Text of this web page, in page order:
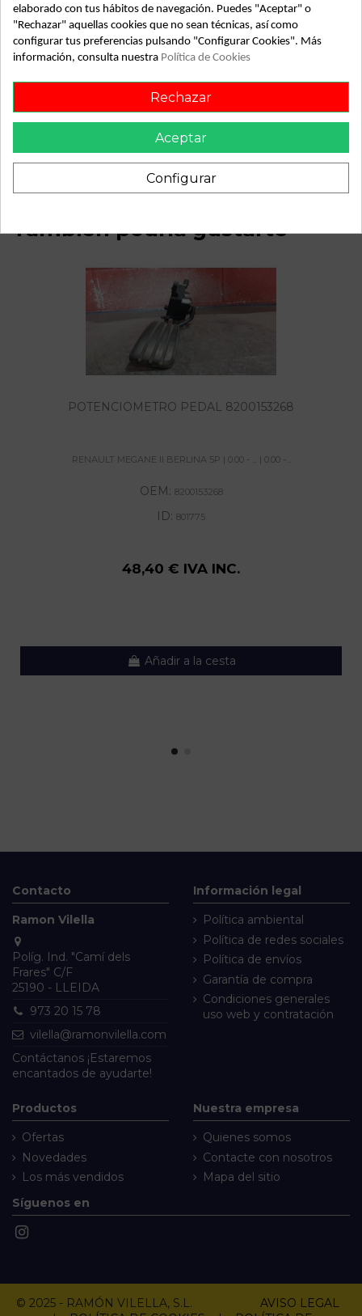
ID: 801774
Fecha disponible: 2022-04-06
Descripción
Recambio de condensador radiador aire acondicionado para
renault megane ii berlina 5p | 0.00 - ... | 0.00 - ... referencia
También podría gustarte
POTENCIOMETRO PEDAL 8200153268
RENAULT MEGANE II BERLINA 5P | 0.00 - ... | 0.00 -...
OEM: 8200153268
ID: 801775
48,40 € IVA INC.
Añadir a la cesta
Contacto
Ramon Vilella
Políg. Ind. "Camí dels
Frares" C/F
25190 - LLEIDA
973 20 15 78
vilella@ramonvilella.com
Contáctanos ¡Estaremos
encantados de ayudarte!
Información legal
Política ambiental
Política de redes sociales
Política de envíos
Garantía de compra
Condiciones generales
uso web y contratación
Productos
Ofertas
Novedades
Los más vendidos
Nuestra empresa
Quienes somos
Contacte con nosotros
Mapa del sitio
Síguenos en
© 2025 - RAMÓN VILELLA, S.L. AVISO LEGAL
elaborado con tus hábitos de navegación. Puedes "Aceptar" o
"Rechazar" aquellas cookies que no sean técnicas, así como
configurar tus preferencias pulsando "Configurar Cookies". Más
información, consulta nuestra Política de Cookies
Rechazar
Aceptar
Configurar